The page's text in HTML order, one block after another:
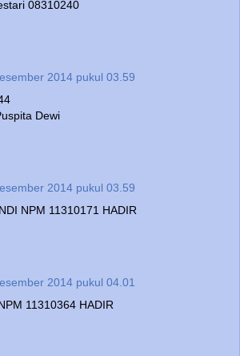
08310240
2014 pukul 03.59
Dewi
2014 pukul 03.59
NPM 11310171 HADIR
2014 pukul 04.01
11310364 HADIR